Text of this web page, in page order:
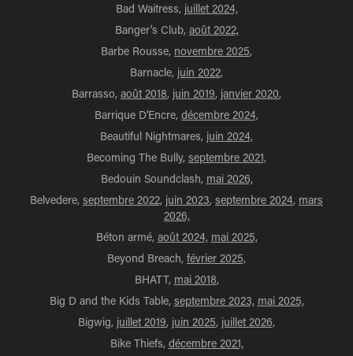
Bad Waitress, juillet 2024,
Banger's Club, août 2022,
Barbe Rousse, novembre 2025,
Barnacle, juin 2022,
Barrasso, août 2018, juin 2019, janvier 2020,
Barrique D'Encre, décembre 2024,
Beautiful Nightmares, juin 2024,
Becoming The Bully, septembre 2021,
Bedouin Soundclash, mai 2026,
Belvedere, septembre 2022, juin 2023, septembre 2024, mars
2026,
Béton armé, août 2024, mai 2025,
Beyond Breach, février 2025,
BHATT, mai 2018,
Big D and the Kids Table, septembre 2023, mai 2025,
Bigwig, juillet 2019, juin 2025, juillet 2026,
Bike Thiefs, décembre 2021,